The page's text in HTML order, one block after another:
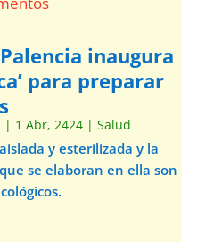
inaugura
para preparar
| 1 Abr, 2424| Salud
y esterilizada y la
se elaboran en ella son